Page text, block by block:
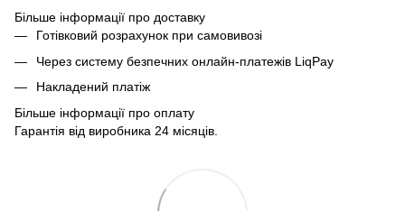
Більше інформації про доставку
Готівковий розрахунок при самовивозі
Через систему безпечних онлайн-платежів LiqPay
Накладений платіж
Більше інформації про оплату
Гарантія від виробника 24 місяців.